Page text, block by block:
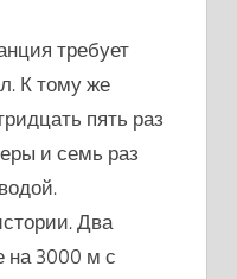
требует
К тому же
пять раз
и семь раз
Два
на 3000 м с